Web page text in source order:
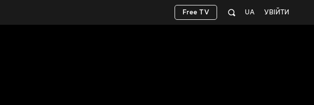
УВІЙТИ
UA
Free TV